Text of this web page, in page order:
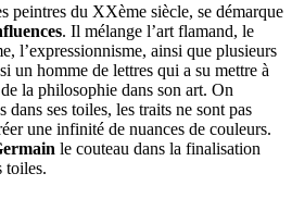
peintres du XXème siècle, se démarque
. Il mélange l’art flamand, le
l’expressionnisme, ainsi que plusieurs
un homme de lettres qui a su mettre à
la philosophie dans son art. On
dans ses toiles, les traits ne sont pas
une infinité de nuances de couleurs.
le couteau dans la finalisation
toiles.